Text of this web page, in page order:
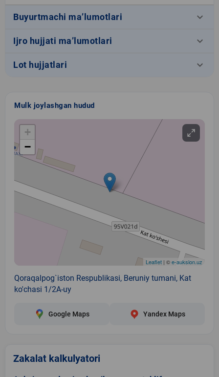
Buyurtmachi ma’lumotlari keyboard_arrow_down
Ijro hujjati ma’lumotlari keyboard_arrow_down
Lot hujjatlari keyboard_arrow_down
Mulk joylashgan hudud
+
−
Leaflet | ©e-auksion.uz
Qoraqalpog`iston Respublikasi, Beruniy tumani, Kat
ko'chasi 1/2A-uy
Google Maps Yandex Maps
Zakalat kalkulyatori